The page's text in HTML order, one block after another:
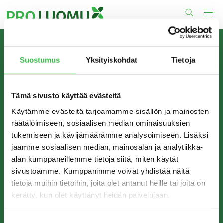
Suostumus Yksityiskohdat Tietoja
Tämä sivusto käyttää evästeitä
Käytämme evästeitä tarjoamamme sisällön ja mainosten
räätälöimiseen, sosiaalisen median ominaisuuksien
tukemiseen ja kävijämäärämme analysoimiseen. Lisäksi
jaamme sosiaalisen median, mainosalan ja analytiikka-
alan kumppaneillemme tietoja siitä, miten käytät
sivustoamme. Kumppanimme voivat yhdistää näitä
tietoja muihin tietoihin, joita olet antanut heille tai joita on
kerätty, kun olet käyttänyt heidän palvelujaan.
to
content
TIETOA MEISTÄ
Pro Luomu on luomualan yhteistyöorganisaatio, joka